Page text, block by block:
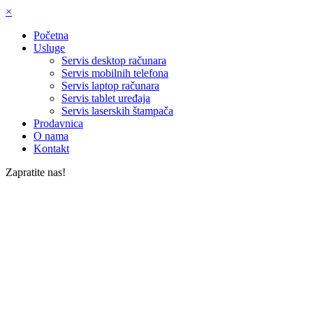
×
Početna
Usluge
Servis desktop računara
Servis mobilnih telefona
Servis laptop računara
Servis tablet uređaja
Servis laserskih štampača
Prodavnica
O nama
Kontakt
Zapratite nas!